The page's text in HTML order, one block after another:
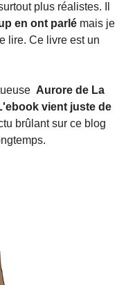
plus réalistes. Il
en ont parlé mais je
lire. Ce livre est un
Aurore de La
vient juste de
brûlant sur ce blog